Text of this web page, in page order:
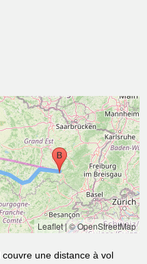
Leaflet|© OpenStreetMap
couvre une distance à vol